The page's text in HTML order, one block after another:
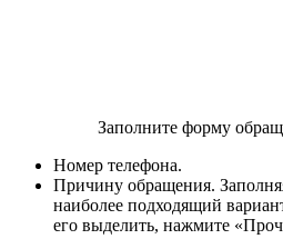
Заполните форму
Номер телефона.
Причину обращения.
наиболее подходящий
его выделить, нажмите